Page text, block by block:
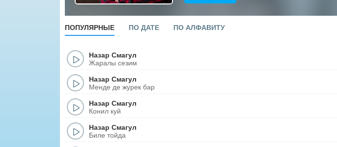
ПОПУЛЯРНЫЕ ПО ДАТЕ ПО АЛФАВИТУ
Назар Смагул
Жаралы сезим
Назар Смагул
Менде де журек бар
Назар Смагул
Конил куй
Назар Смагул
Биле тойда